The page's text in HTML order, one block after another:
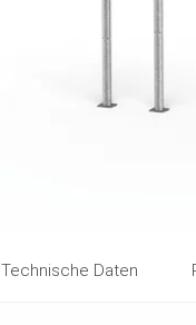
Technische Daten